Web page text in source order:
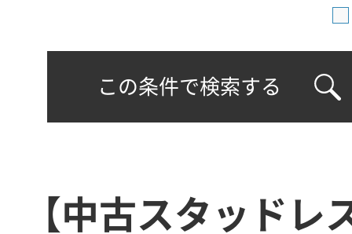
この条件で検索する
【中古スタッドレ